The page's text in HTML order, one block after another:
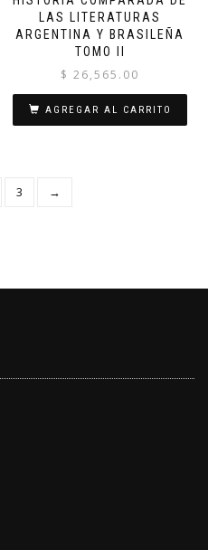
LAS LITERATURAS
ARGENTINA Y BRASILEÑA
TOMO II
$ 26,565.00
AGREGAR AL CARRITO
3 →